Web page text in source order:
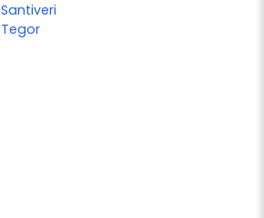
Santiveri
Tegor